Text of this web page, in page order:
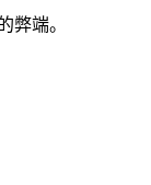
弊端。